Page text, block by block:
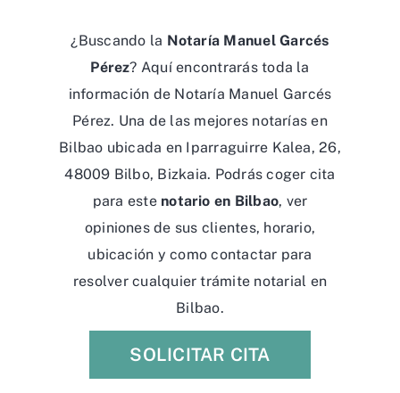
¿Buscando la Notaría Manuel Garcés
Pérez? Aquí encontrarás toda la
información de Notaría Manuel Garcés
Pérez. Una de las mejores notarías en
Bilbao ubicada en Iparraguirre Kalea, 26,
48009 Bilbo, Bizkaia. Podrás coger cita
para este notario en Bilbao, ver
opiniones de sus clientes, horario,
ubicación y como contactar para
resolver cualquier trámite notarial en
Bilbao.
SOLICITAR CITA